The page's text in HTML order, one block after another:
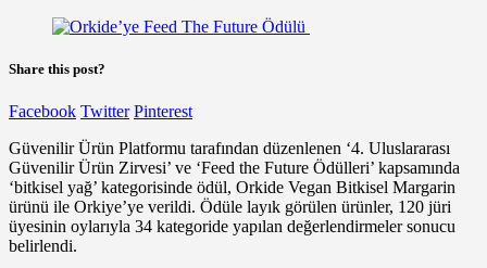
Share this post?
Facebook Twitter Pinterest
Güvenilir Ürün Platformu tarafından düzenlenen ‘4. Uluslararası
Güvenilir Ürün Zirvesi’ ve ‘Feed the Future Ödülleri’ kapsamında
‘bitkisel yağ’ kategorisinde ödül, Orkide Vegan Bitkisel Margarin
ürünü ile Orkiye’ye verildi. Ödüle layık görülen ürünler, 120 jüri
üyesinin oylarıyla 34 kategoride yapılan değerlendirmeler sonucu
belirlendi.